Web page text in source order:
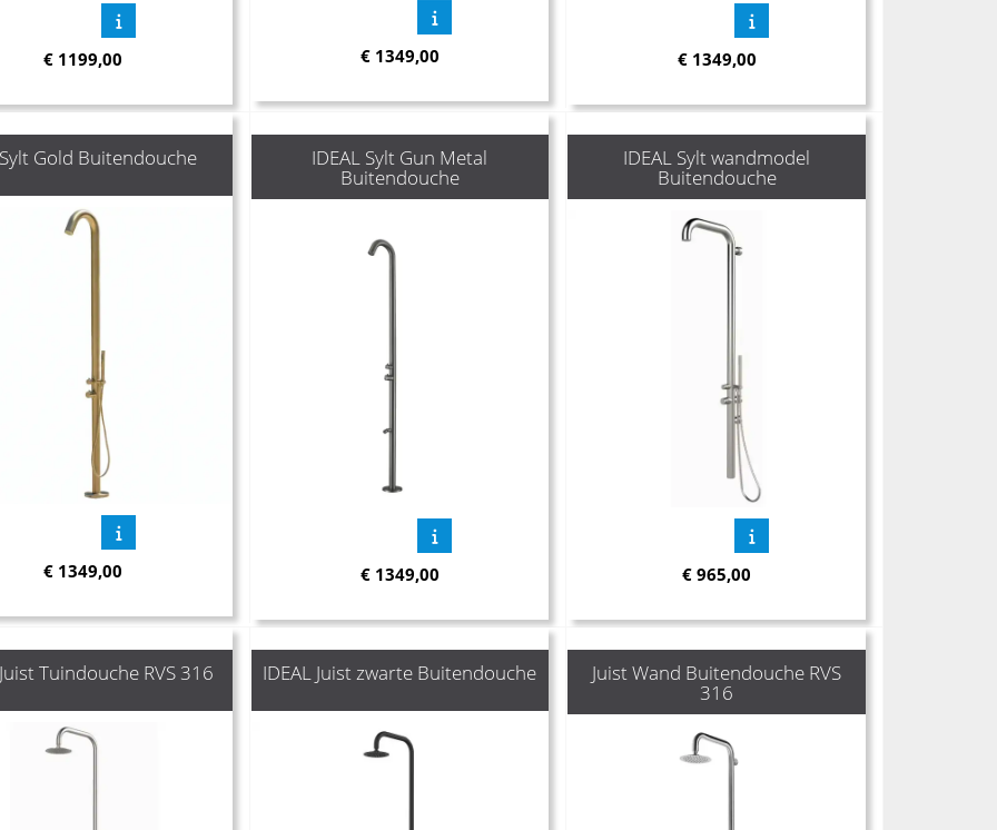
€ 1199,00 € 1349,00 € 1349,00
Gold Buitendouche
€ 1349,00
IDEAL Sylt Gun Metal
Buitendouche
€ 1349,00
IDEAL Sylt wandmodel
Buitendouche
€965,00
Tuindouche RVS 316 IDEAL Juist zwarte Buitendouche Juist Wand Buitendouche RVS
316